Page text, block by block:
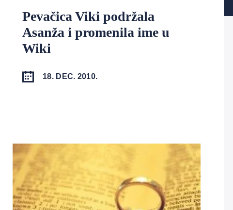
Pevačica Viki podržala
Asanža i promenila ime u
Wiki
18. DEC. 2010.